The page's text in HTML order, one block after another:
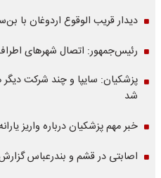
دیدار قریب الوقوع اردوغان با
رئیس‌جمهور: اتصال شهرهای
پزشکیان: سایپا و چند شرکت دیگر
شد
خبر مهم پزشکیان درباره واریز
اصابتی در قشم و بندرعباس گزارش